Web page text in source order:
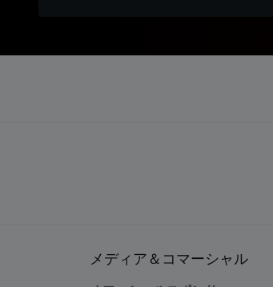
メディア＆コマーシャル